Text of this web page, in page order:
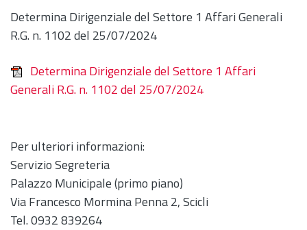
Determina Dirigenziale del Settore 1 Affari Generali
R.G. n. 1102 del 25/07/2024
Determina Dirigenziale del Settore 1 Affari
Generali R.G. n. 1102 del 25/07/2024
Per ulteriori informazioni:
Servizio Segreteria
Palazzo Municipale (primo piano)
Via Francesco Mormina Penna 2, Scicli
Tel. 0932 839264